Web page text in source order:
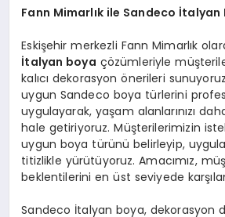
Fann Mimarlık ile Sandeco
Eskişehir merkezli Fann Mimarlık
İtalyan boya çözümleriyle
kalıcı dekorasyon önerileri
uygun Sandeco boya türlerini
uygulayarak, yaşam alanlarınızı
hale getiriyoruz. Müşterilerimizin
uygun boya türünü belirleyip,
titizlikle yürütüyoruz. Amacımız,
beklentilerini en üst seviyede
Sandeco İtalyan boya, dekorasyon